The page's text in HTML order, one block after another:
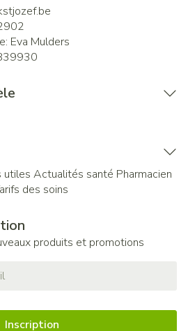
Eva Mulders
utiles Actualités santé Pharmacien
des soins
produits et promotions
Inscription